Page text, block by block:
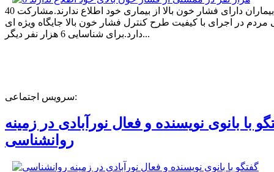
40 درصد بیماران دارای فشار خون بالا از بیماری خود اطلاع ندارند.مشارکت
در اجرای با کیفیت طرح کنترل فشار خون بالا جایگاه ویژه ای
دارد.برای شناسایی 6 هزار نفر دیگر...
سرویس اجتماعی:
با بانوی نویسنده و فعال نورآبادی در زمینه
روانشناسی